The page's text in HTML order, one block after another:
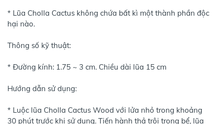
* Lũa Cholla Cactus không chứa bất kì một thành phần độc
hại nào.
Thông số kỹ thuật:
* Đường kính: 1.75 ~ 3 cm. Chiều dài lũa 15 cm
Hướng dẫn sử dụng:
* Luộc lũa Cholla Cactus Wood với lửa nhỏ trong khoảng
30 phút trước khi sử dụng. Tiến hành thả trôi trong bể, lũa